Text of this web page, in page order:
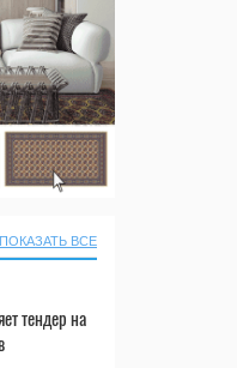
ПОКАЗАТЬ ВСЕ
тендер на